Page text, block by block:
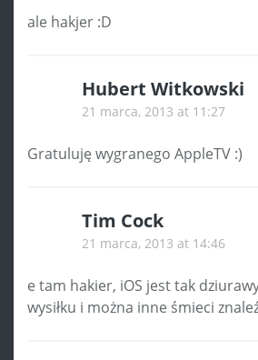
ale hakjer :D
Hubert Witkowski
21 marca, 2013 at 11:27
Gratuluję wygranego AppleTV :)
Tim Cock
21 marca, 2013 at 14:46
e tam hakier, iOS jest tak
wysiłku i można inne śmieci